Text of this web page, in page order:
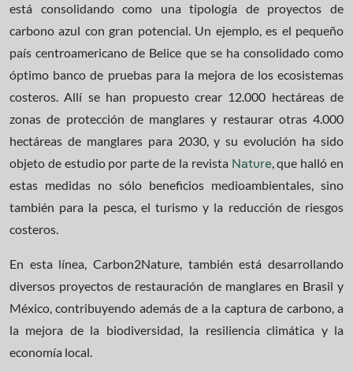
está consolidando como una tipología de proyectos de
carbono azul con gran potencial. Un ejemplo, es el pequeño
país centroamericano de Belice que se ha consolidado como
óptimo banco de pruebas para la mejora de los ecosistemas
costeros. Allí se han propuesto crear 12.000 hectáreas de
zonas de protección de manglares y restaurar otras 4.000
hectáreas de manglares para 2030, y su evolución ha sido
objeto de estudio por parte de la revista Nature, que halló en
estas medidas no sólo beneficios medioambientales, sino
también para la pesca, el turismo y la reducción de riesgos
costeros.
En esta línea, Carbon2Nature, también está desarrollando
diversos proyectos de restauración de manglares en Brasil y
México, contribuyendo además de a la captura de carbono, a
la mejora de la biodiversidad, la resiliencia climática y la
economía local.